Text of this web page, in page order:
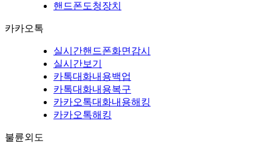
핸드폰도청장치
카카오톡
실시간핸드폰화면감시
실시간보기
카톡대화내용백업
카톡대화내용복구
카카오톡대화내용해킹
카카오톡해킹
불륜외도